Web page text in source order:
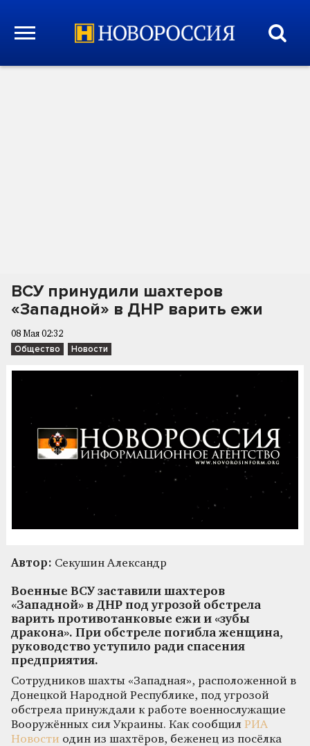
ВСУ принудили шахтеров
«Западной» в ДНР варить ежи
08 Мая 02:32
Общество Новости
Автор: Секушин Александр
Военные ВСУ заставили шахтеров
«Западной» в ДНР под угрозой обстрела
варить противотанковые ежи и «зубы
дракона». При обстреле погибла женщина,
руководство уступило ради спасения
предприятия.
Сотрудников шахты «Западная», расположенной в
Донецкой Народной Республике, под угрозой
обстрела принуждали к работе военнослужащие
Вооружённых сил Украины. Как сообщил РИА
Новости один из шахтёров, беженец из посёлка